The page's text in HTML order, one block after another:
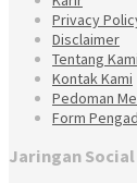
Privacy
Disclaimer
Tentang Kami
Kontak Kami
Pedoman
Form
Jaringan Social